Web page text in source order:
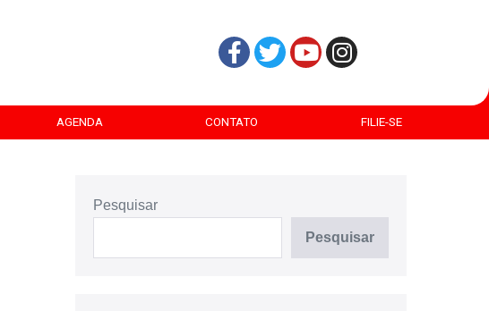
AGENDA CONTATO FILIE-SE
Pesquisar
Pesquisar